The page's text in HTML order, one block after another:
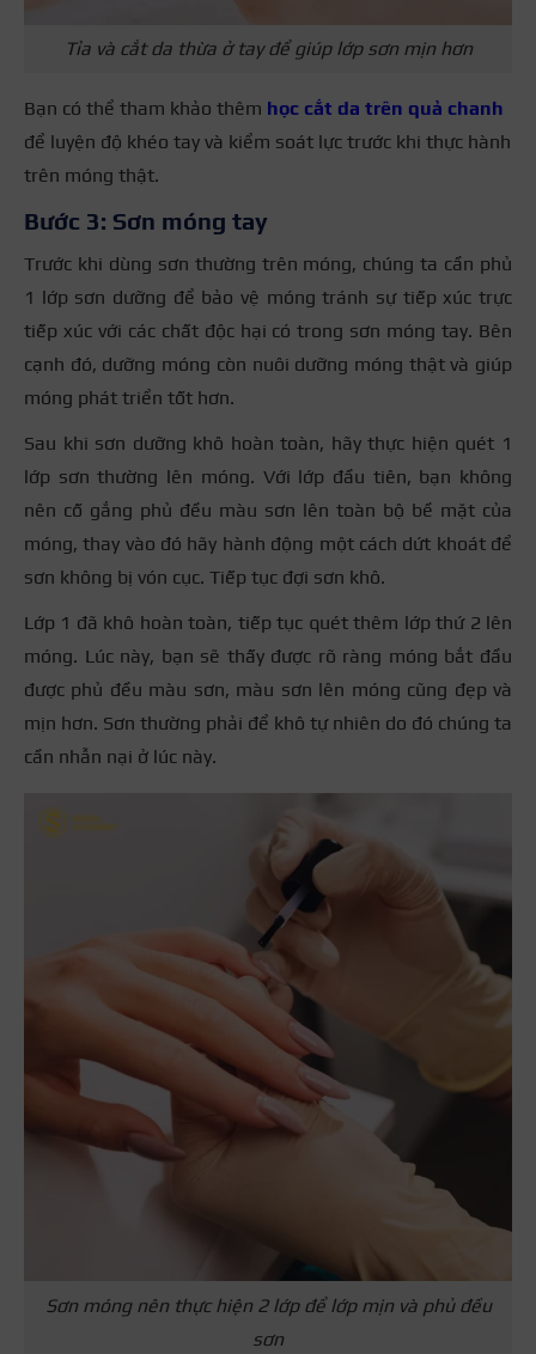
Tỉa và cắt da thừa ở tay để giúp lớp sơn mịn hơn
Bạn có thể tham khảo thêm học cắt da trên quả chanh
để luyện độ khéo tay và kiểm soát lực trước khi thực hành
trên móng thật.
Bước 3: Sơn móng tay
Trước khi dùng sơn thường trên móng, chúng ta cần phủ
1 lớp sơn dưỡng để bảo vệ móng tránh sự tiếp xúc trực
tiếp xúc với các chất độc hại có trong sơn móng tay. Bên
cạnh đó, dưỡng móng còn nuôi dưỡng móng thật và giúp
móng phát triển tốt hơn.
Sau khi sơn dưỡng khô hoàn toàn, hãy thực hiện quét 1
lớp sơn thường lên móng. Với lớp đầu tiên, bạn không
nên cố gắng phủ đều màu sơn lên toàn bộ bề mặt của
móng, thay vào đó hãy hành động một cách dứt khoát để
sơn không bị vón cục. Tiếp tục đợi sơn khô.
Lớp 1 đã khô hoàn toàn, tiếp tục quét thêm lớp thứ 2 lên
móng. Lúc này, bạn sẽ thấy được rõ ràng móng bắt đầu
được phủ đều màu sơn, màu sơn lên móng cũng đẹp và
mịn hơn. Sơn thường phải để khô tự nhiên do đó chúng ta
cần nhẫn nại ở lúc này.
Sơn móng nên thực hiện 2 lớp để lớp mịn và phủ đều
sơn